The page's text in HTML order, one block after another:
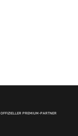
OFFIZIELLER PREMIUM-PARTNER